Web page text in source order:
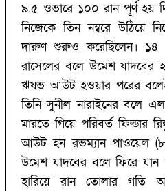
৯.‌৫ ওভারে ১০০ রান পূর্ণ হয়
নিজেকে তিন নম্বরে উঠিয়ে
দারুণ শুরুও করেছিলেন। ১৪
রাসেলের বলে উমেশ যাদবের
ঋষভ আউট হওয়ার পরের
তিনি সুনীল নারাইনের বলে
মারতে গিয়ে পরিবর্ত ফিল্ডার
আউট হন রভম্যান পাওয়েল
উমেশ যাদবের বলে ফিরে
হারিয়ে রান তোলার গতি